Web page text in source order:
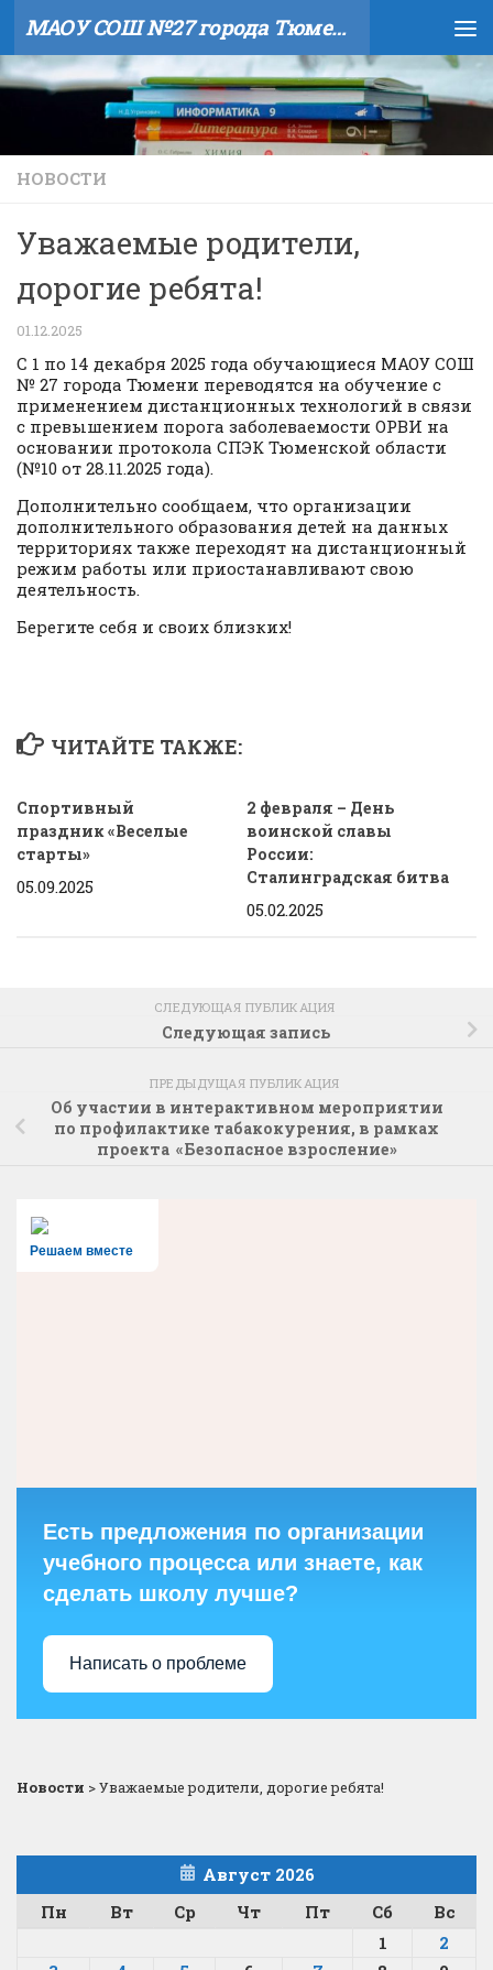
Skip to content МАОУ СОШ №27 города Тюмени
НОВОСТИ
Уважаемые родители,
дорогие ребята!
01.12.2025
С 1 по 14 декабря 2025 года обучающиеся МАОУ СОШ
№ 27 города Тюмени переводятся на обучение с
применением дистанционных технологий в связи
с превышением порога заболеваемости ОРВИ на
основании протокола СПЭК Тюменской области
(№10 от 28.11.2025 года).
Дополнительно сообщаем, что организации
дополнительного образования детей на данных
территориях также переходят на дистанционный
режим работы или приостанавливают свою
деятельность.
Берегите себя и своих близких!
ЧИТАЙТЕ ТАКЖЕ:
Спортивный
праздник «Веселые
старты»
05.09.2025
2 февраля – День
воинской славы
России:
Сталинградская битва
05.02.2025
СЛЕДУЮЩАЯ ПУБЛИКАЦИЯ
Следующая запись
ПРЕДЫДУЩАЯ ПУБЛИКАЦИЯ
Об участии в интерактивном мероприятии
по профилактике табакокурения, в рамках
проекта «Безопасное взросление»
Решаем вместе
Есть предложения по организации
учебного процесса или знаете, как
сделать школу лучше?
Написать о проблеме
Новости >Уважаемые родители, дорогие ребята!
Август 2026
Пн
Вт Ср Чт Пт Сб
Вс
1
2